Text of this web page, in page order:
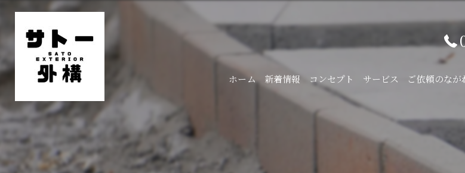
ホーム 新着情報 コンセプト サービス ご依頼のなが